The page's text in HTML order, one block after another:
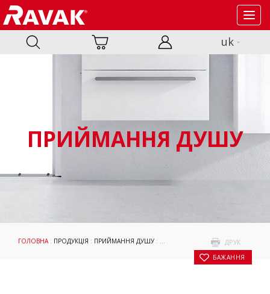
uk
ПРИЙМАННЯ ДУШУ
ДРУК
БАЖАННЯ
ГОЛОВНА: ПРОДУКЦІЯ : ПРИЙМАННЯ ДУШУ : ДУШОВІ КАБІНИ ТА ДВЕРІ: